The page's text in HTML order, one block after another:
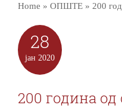
Home » ОПШТЕ » 200
28
јан 2020
200 година од открића